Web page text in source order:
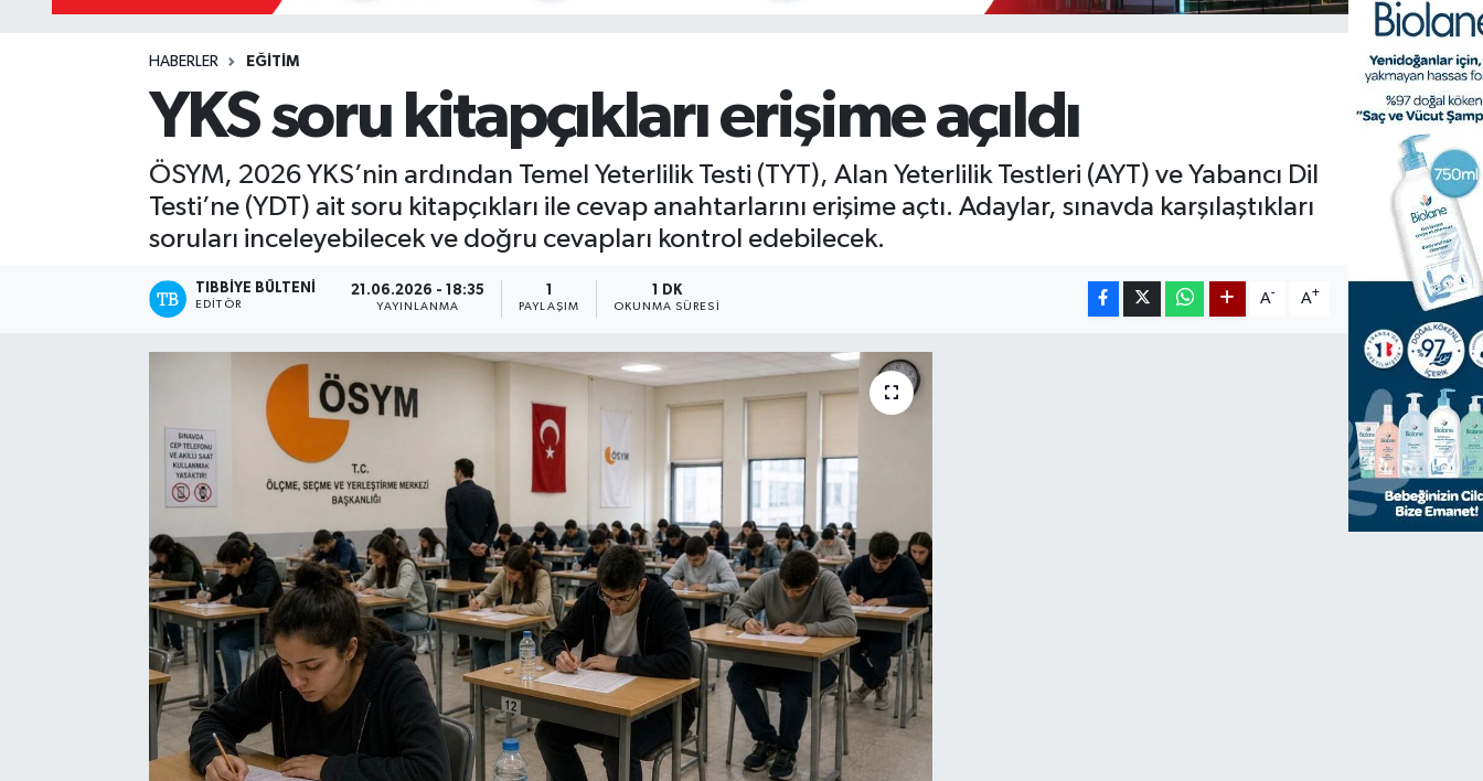
HABERLER EĞİTİM
YKS soru kitapçıkları erişime açıldı
ÖSYM, 2026 YKS’nin ardından Temel Yeterlilik Testi (TYT), Alan Yeterlilik Testleri (AYT) ve Yabancı Dil
Testi’ne (YDT) ait soru kitapçıkları ile cevap anahtarlarını erişime açtı. Adaylar, sınavda karşılaştıkları
soruları inceleyebilecek ve doğru cevapları kontrol edebilecek.
TIBBIYE BÜLTENI
EDITÖR
21.06.2026 - 18:35
YAYINLANMA PAYLAŞIM
1 DK
OKUNMA SÜRESI
A- A+